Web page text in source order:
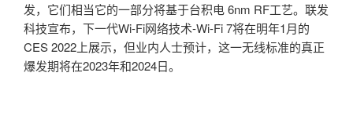
发，它们相当它的一部分将基于台积电 6nm RF工艺。联发
科技宣布，下一代Wi-Fi网络技术-Wi-Fi 7将在明年1月的
CES 2022上展示，但业内人士预计，这一无线标准的真正
爆发期将在2023年和2024日。